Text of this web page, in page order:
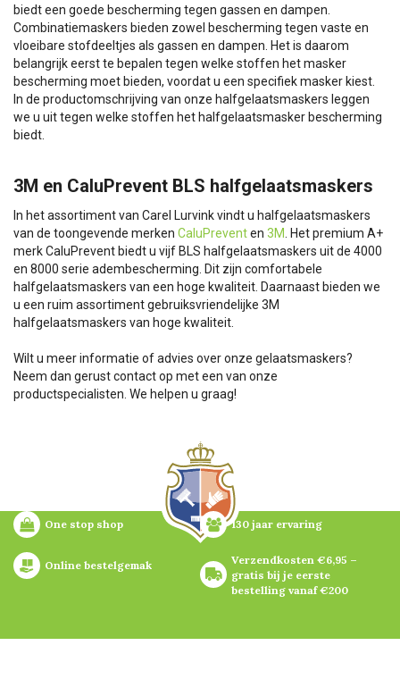
biedt een goede bescherming tegen gassen en dampen.
Combinatiemaskers bieden zowel bescherming tegen vaste en
vloeibare stofdeeltjes als gassen en dampen. Het is daarom
belangrijk eerst te bepalen tegen welke stoffen het masker
bescherming moet bieden, voordat u een specifiek masker kiest.
In de productomschrijving van onze halfgelaatsmaskers leggen
we u uit tegen welke stoffen het halfgelaatsmasker bescherming
biedt.
3M en CaluPrevent BLS halfgelaatsmaskers
In het assortiment van Carel Lurvink vindt u halfgelaatsmaskers
van de toongevende merken CaluPreventen 3M . Het premium A+
merk CaluPrevent biedt u vijf BLS halfgelaatsmaskers uit de 4000
en 8000 serie adembescherming. Dit zijn comfortabele
halfgelaatsmaskers van een hoge kwaliteit. Daarnaast bieden we
u een ruim assortiment gebruiksvriendelijke 3M
halfgelaatsmaskers van hoge kwaliteit.
Wilt u meer informatie of advies over onze gelaatsmaskers?
Neem dan gerust contact op met een van onze
productspecialisten. We helpen u graag!
One stop shop 130 jaar ervaring
Online bestelgemak
Verzendkosten €6,95 –
gratis bij je eerste
bestelling vanaf €200